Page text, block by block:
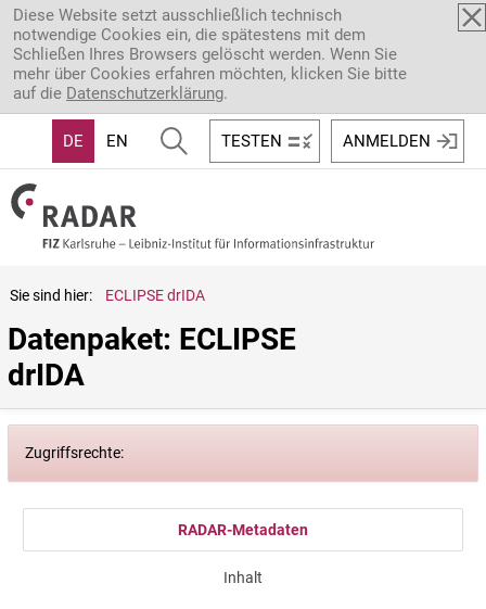
Direkt zum Inhalt
Diese Website setzt ausschließlich technisch
notwendige Cookies ein, die spätestens mit dem
Schließen Ihres Browsers gelöscht werden. Wenn Sie
mehr über Cookies erfahren möchten, klicken Sie bitte
auf die Datenschutzerklärung.
DE EN TESTEN ANMELDEN
Sie sind hier: ECLIPSE drIDA
Datenpaket: ECLIPSE
drIDA
Zugriffsrechte:
RADAR-Metadaten
Inhalt